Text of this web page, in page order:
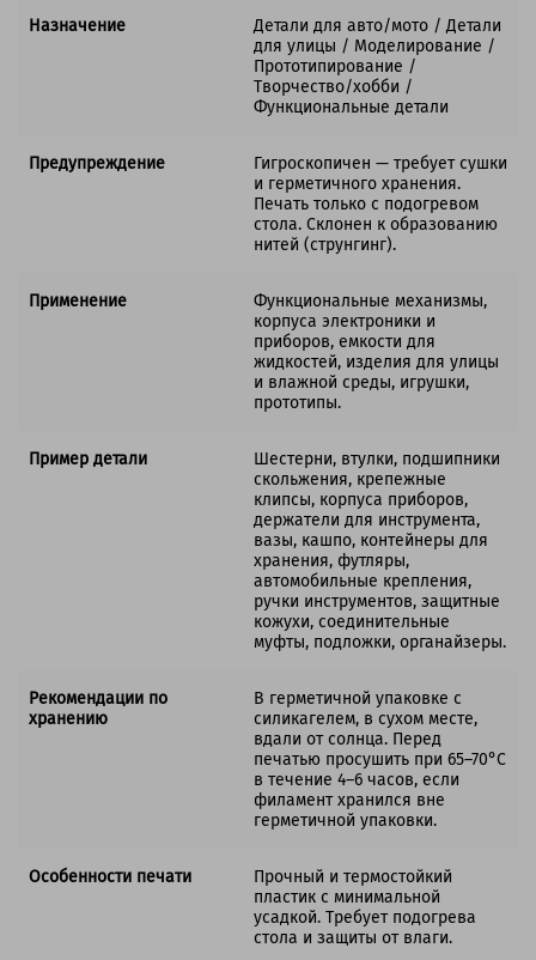
Назначение
Детали для авто/мото / Детали
для улицы / Моделирование /
Прототипирование /
Творчество/хобби /
Функциональные детали
Предупреждение
Гигроскопичен — требует сушки
и герметичного хранения.
Печать только с подогревом
стола. Склонен к образованию
нитей (струнгинг).
Применение
Функциональные механизмы,
корпуса электроники и
приборов, емкости для
жидкостей, изделия для улицы
и влажной среды, игрушки,
прототипы.
Пример детали
Шестерни, втулки, подшипники
скольжения, крепежные
клипсы, корпуса приборов,
держатели для инструмента,
вазы, кашпо, контейнеры для
хранения, футляры,
автомобильные крепления,
ручки инструментов, защитные
кожухи, соединительные
муфты, подложки, органайзеры.
Рекомендации по
хранению
В герметичной упаковке с
силикагелем, в сухом месте,
вдали от солнца. Перед
печатью просушить при 65–70°C
в течение 4–6 часов, если
филамент хранился вне
герметичной упаковки.
Особенности печати
Прочный и термостойкий
пластик с минимальной
усадкой. Требует подогрева
стола и защиты от влаги.